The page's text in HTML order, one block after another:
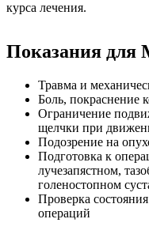
курса лечения.
Показания для
Травма и
Боль, покраснение
Ограничение
щелчки при
Подозрение на
Подготовка к
лучезапястном,
голеностопном
Проверка
операций